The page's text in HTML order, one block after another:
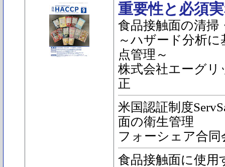
重要性と必須
食品接触面の清掃
～ハザード分析
点管理～
株式会社エーグ
正
米国認証制度
面の衛生管理
フォーシェア合
食品接触面に使用